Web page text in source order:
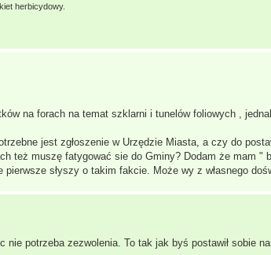
herbicydowy.
na forach na temat szklarni i tunelów foliowych ,
jest zgłoszenie w Urzędzie Miasta, a czy do
też muszę fatygować sie do Gminy? Dodam że mam "
pierwsze słyszy o takim fakcie. Może wy z własnego
nie potrzeba zezwolenia. To tak jak byś postawił sobie